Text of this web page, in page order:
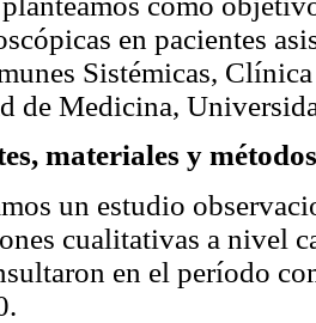
en pacientes
Sistémicas,
de Medicina,
materiales y métodos
un estudio
cualitativas a nivel
en el período